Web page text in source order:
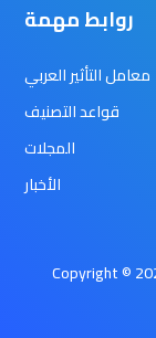
روابط مهمة
معامل التأثير العربي
قواعد التصنيف
المجلات
الأخبار